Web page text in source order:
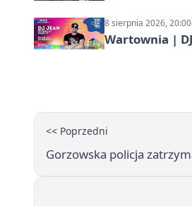
8 sierpnia 2026, 20:00
Wartownia |
<< Poprzedni
Gorzowska policja